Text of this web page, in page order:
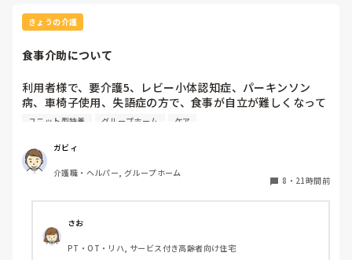
きょうの介護
食事介助について
利用者様で、要介護5、レビー小体認知症、パーキンソン
病、車椅子使用、失語症の方で、食事が自立が難しくなって
来ました。ご飯を、おにぎりにして、ご自分で手づかみで食
す。食べられる時とスプーンを使っても難しい時がありま
す。おかずも、おにぎり同様、手づかみでたべてもらってる
時があるのですが、難しい時は、職員が介助しています。ご
かずの手づかみは、どうかなと思うのですが、皆さんはどう
思われますか？私は、自分の母親が手づかみで食べてるのを
見たら、悲しくなります…職員さん、介助して下さいと思っ
てしまいます…
ユニット型特養 グループホーム ケア
ガビィ
介護職・ヘルパー, グループホーム
8 ・ 21時間前
さお
PT・OT・リハ, サービス付き高齢者向け住宅